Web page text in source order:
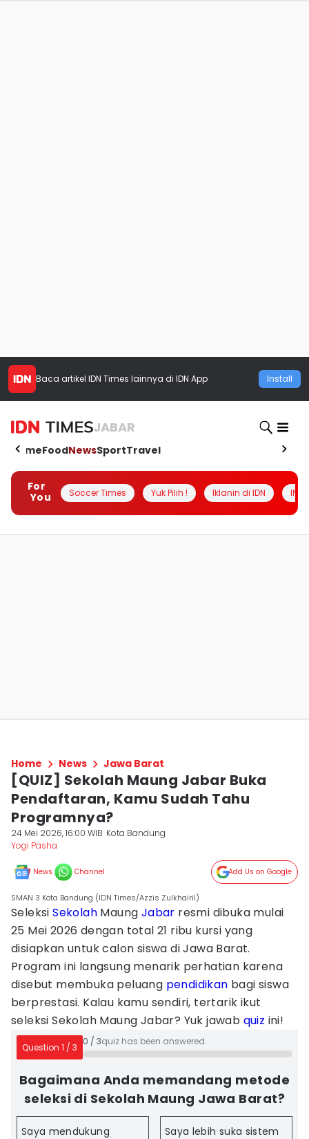
Baca artikel IDN Times lainnya di IDN App Install
JABAR
HomeFoodNewsSportTravel
For
You
Soccer Times Yuk Pilih ! Iklanin di IDN
Home News Jawa Barat
[QUIZ] Sekolah Maung Jabar Buka
Pendaftaran, Kamu Sudah Tahu
Programnya?
24 Mei 2026, 16:00 WIB Kota Bandung
Yogi Pasha
News Channel Add Us on Google
SMAN 3 Kota Bandung (IDN Times/Azzis Zulkhairil)
SeleksiSekolah Maung Jabar resmi dibuka mulai
25 Mei 2026 dengan total 21 ribu kursi yang
disiapkan untuk calon siswa di Jawa Barat.
Program ini langsung menarik perhatian karena
disebut membuka peluang pendidikan bagi siswa
berprestasi. Kalau kamu sendiri, tertarik ikut
seleksi Sekolah Maung Jabar? Yuk jawab quiz ini!
Question 1 / 3
0 / 3quiz has been answered.
Bagaimana Anda memandang metode
seleksi di Sekolah Maung Jawa Barat?
Saya mendukung
Saya lebih suka sistem